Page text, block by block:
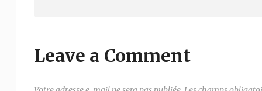
Leave a Comment